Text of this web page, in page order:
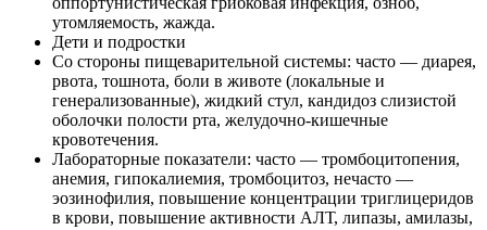
утомляемость, жажда.
Дети и подростки
Со стороны пищеварительной системы: часто — диарея,
рвота, тошнота, боли в животе (локальные и
генерализованные), жидкий стул, кандидоз слизистой
оболочки полости рта, желудочно-кишечные
кровотечения.
Лабораторные показатели: часто — тромбоцитопения,
анемия, гипокалиемия, тромбоцитоз, нечасто —
эозинофилия, повышение концентрации триглицеридов
в крови, повышение активности АЛТ, липазы, амилазы,